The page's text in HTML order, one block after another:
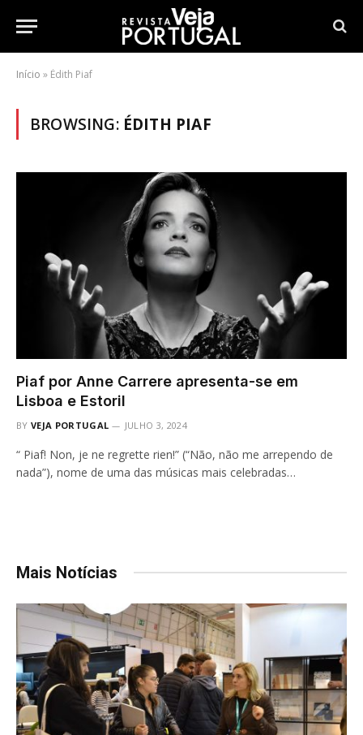
Início » Édith Piaf
BROWSING: ÉDITH PIAF
Piaf por Anne Carrere apresenta-se em
Lisboa e Estoril
BY VEJA PORTUGAL JULHO 3, 2024
“ Piaf! Non, je ne regrette rien!” (“Não, não me arrependo de
nada”), nome de uma das músicas mais celebradas…
Mais Notícias